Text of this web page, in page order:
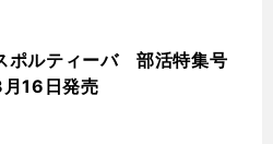
ポルティーバ 部活特集号
16日発売